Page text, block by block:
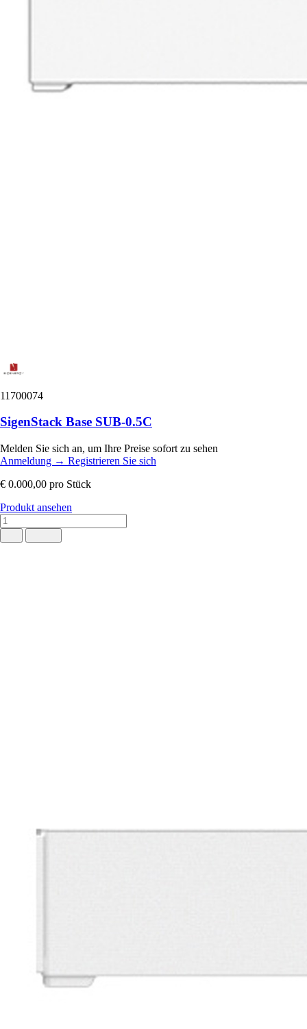
11700074
SigenStack Base SUB-0.5C
Melden Sie sich an, um Ihre Preise sofort zu sehen
Anmeldung → Registrieren Sie sich
€ 0.000,00 pro Stück
Produkt ansehen